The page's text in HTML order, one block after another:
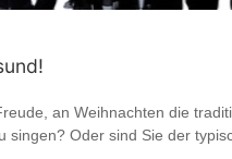
an Weihnachten die
singen? Oder sind Sie der